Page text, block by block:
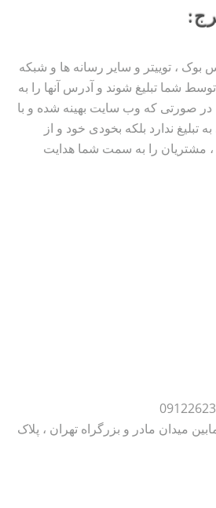
بوک ، توییتر و سایر رسانه ها و شبکه
شما تبلیغ شوند و آدرس آنها را به
صورتی که وب سایت بهینه شده و با
به تبلیغ ندارد بلکه بخودی خود و از
مشتریان را به سمت شما هدایت
میدان مادر و بزرگراه تهران ، پلاک